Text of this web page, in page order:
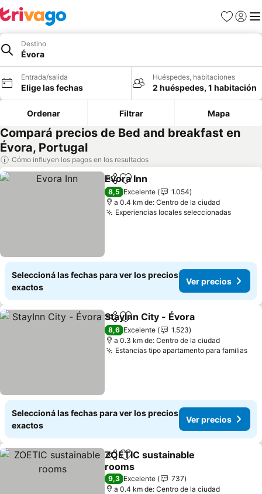
Favoritos
Iniciar
Destino
Évora
Entrada/salida
Elige las fechas
Huéspedes, habitaciones
2 huéspedes, 1 habitación
Ordenar Filtrar Mapa
Compará precios de Bed and breakfast en
Évora, Portugal
Cómo influyen los pagos en los resultados
CompartirAñadir a favoritos
Evora Inn
8,5 Excelente
1.054
a 0.4 km de: Centro de la ciudad
Experiencias locales seleccionadasVer
Seleccioná las fechas para ver los precios
exactos
Ver precios
CompartirAñadir a favoritos
StayInn City - Évora
8,6 Excelente
1.523
a 0.3 km de: Centro de la ciudad
Estancias tipo apartamento para familias
Seleccioná las fechas para ver los precios
exactos
Ver precios
CompartirAñadir a favoritos
ZOETIC sustainable
rooms
Ver precios
9,3 Excelente
737
a 0.4 km de: Centro de la ciudad